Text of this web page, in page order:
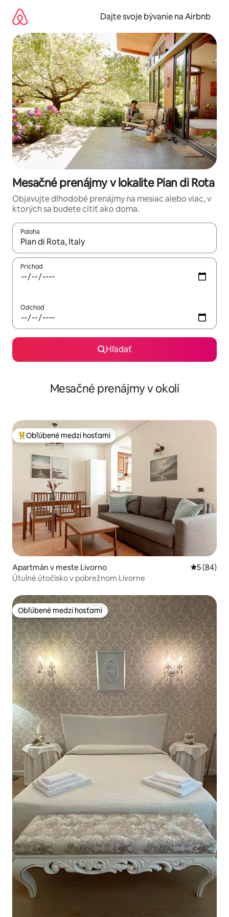
obsah.
Dajte svoje bývanie na Airbnb
Mesačné prenájmy v lokalite Pian di Rota
Objavujte dlhodobé prenájmy na mesiac alebo viac, v
ktorých sa budete cítiť ako doma.
Poloha
Keď budú výsledky k dispozícii, môžete si ich prechádzať
Príchod
Odchod
Hľadať
Mesačné prenájmy v okolí
Najobľúbenejšie medzi hosťami
Obľúbené medzi hosťami
Apartmán v meste Livorno
5 (84)
Útulné útočisko v pobrežnom Livorne
Obľúbené medzi hosťami
Obľúbené medzi hosťami